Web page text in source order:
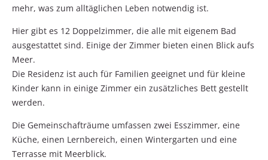
mehr, was zum alltäglichen Leben notwendig ist.
Hier gibt es 12 Doppelzimmer, die alle mit eigenem Bad
ausgestattet sind. Einige der Zimmer bieten einen Blick aufs
Meer.
Die Residenz ist auch für Familien geeignet und für kleine
Kinder kann in einige Zimmer ein zusätzliches Bett gestellt
werden.
Die Gemeinschafträume umfassen zwei Esszimmer, eine
Küche, einen Lernbereich, einen Wintergarten und eine
Terrasse mit Meerblick.